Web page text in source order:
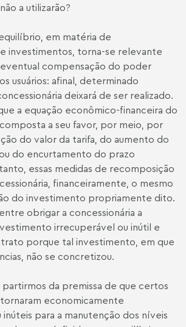
a utilizarão?
em matéria de
investimentos, torna-se relevante
compensação do poder
usuários: afinal, determinado
deixará de ser realizado.
a equação econômico-financeira do
a seu favor, por meio, por
do valor da tarifa, do aumento do
do encurtamento do prazo
essas medidas de recomposição
financeiramente, o mesmo
do investimento propriamente dito.
obrigar a concessionária a
irrecuperável ou inútil e
porque tal investimento, em que
não se concretizou.
partirmos da premissa de que certos
economicamente
para a manutenção dos níveis